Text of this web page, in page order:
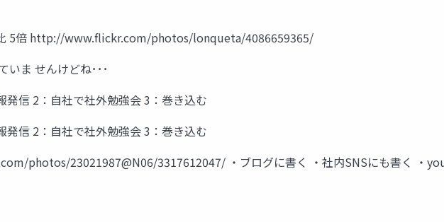
5倍 http://www.flickr.com/photos/lonqueta/4086659365/
いま せんけどね･･･
発信 2：自社で社外勉強会 3：巻き込む
発信 2：自社で社外勉強会 3：巻き込む
photos/23021987@N06/3317612047/ ・ブログに書く ・社内SNSにも書く ・